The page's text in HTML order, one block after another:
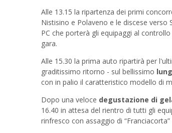
Alle 13.15 la ripartenza dei primi
Nistisino e Polaveno e le discese verso
PC che porterà gli equipaggi al
gara.
Alle 15.30 la prima auto ripartirà per
graditissimo ritorno - sul bellissimo
con in palio il caratteristico modello di
Dopo una veloce degustazione di
16.40 in attesa del rientro di tutti gli
rinfresco con assaggio di